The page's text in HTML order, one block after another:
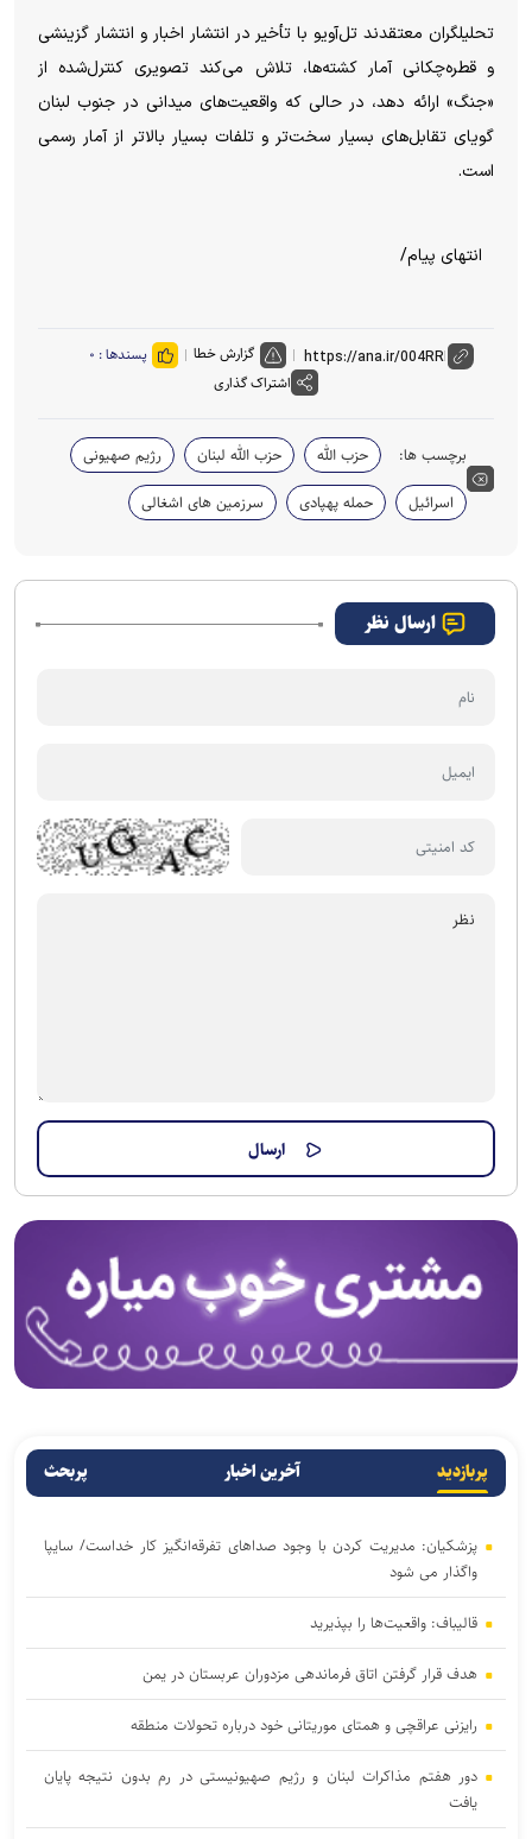
تحلیلگران معتقدند تل‌آویو با تأخیر در انتشار اخبار و انتشار گزینشی
و قطره‌چکانی آمار کشته‌ها، تلاش می‌کند تصویری کنترل‌شده از
«جنگ» ارائه دهد، در حالی که واقعیت‌های میدانی در جنوب لبنان
گویای تقابل‌های بسیار سخت‌تر و تلفات بسیار بالاتر از آمار رسمی
است.
انتهای پیام/
گزارش خطا پسندها : ۰
اشتراک گذاری
برچسب ها: حزب الله حزب الله لبنان
رژیم صهیونی
اسرائیل
حمله پهپادی سرزمین های اشغالی
ارسال نظر
پربازدید آخرین اخبار پربحث
پزشکیان: مدیریت کردن با وجود صداهای تفرقه‌انگیز کار خداست/ سایپا
واگذار می شود
قالیباف: واقعیت‌ها را بپذیرید
هدف قرار گرفتن اتاق‌ فرماندهی مزدوران عربستان در یمن
رایزنی عراقچی و همتای موریتانی خود درباره تحولات منطقه
دور هفتم مذاکرات لبنان و رژیم صهیونیستی در رم بدون نتیجه پایان
یافت